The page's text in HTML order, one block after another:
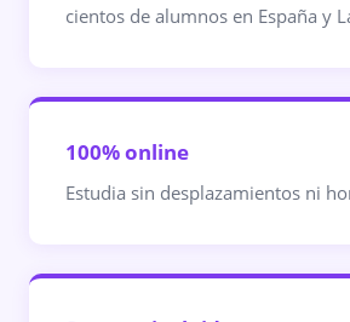
cientos de alumnos en España y
100% online
Estudia sin desplazamientos ni